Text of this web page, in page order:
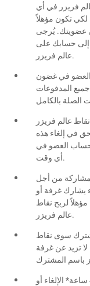
فريزر في أي
لكي تكون مؤهلاً
عضويتك. يُرجى
إلى حسابك على
عالم فريزر.
في غضون
المدفوعات
عالم فريزر
في إلغاء هذه
حساب العضو في
أي وقت.
من أجل
يشارك غرفة أو
لربح نقاط
عالم فريزر.
سوى نقاط
تزيد عن غرفة
لا يُسمح باستحقاق نقاط عالم فريزر خلال 48 ساعة* الإلغاء أو